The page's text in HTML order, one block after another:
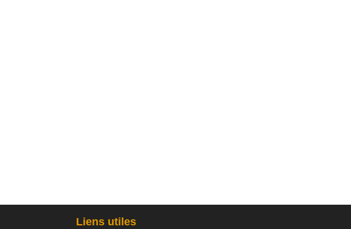
Liens utiles